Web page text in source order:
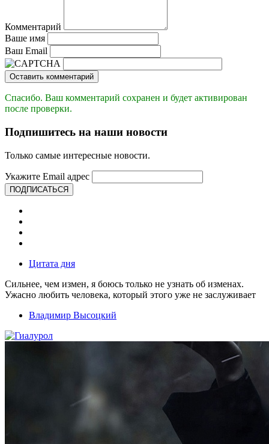
Комментарий
Ваше имя
Ваш Email
Оставить комментарий
Спасибо. Ваш комментарий сохранен и будет активирован
после проверки.
Подпишитесь на наши новости
Только самые интересные новости.
Укажите Email адрес
ПОДПИСАТЬСЯ
Цитата дня
Сильнее, чем измен, я боюсь только не узнать об изменах.
Ужасно любить человека, который этого уже не заслуживает
Владимир Высоцкий